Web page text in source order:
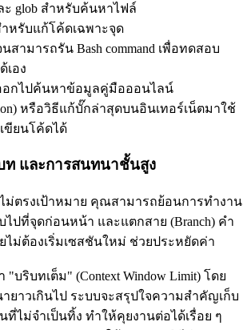
ะ glob สำหรับค้นหาไฟล์
ำหรับแก้โค้ดเฉพาะจุด
สามารถรัน Bash command เพื่อทดสอบ
เอง
อกไปค้นหาข้อมูลคู่มือออนไลน์
หรือวิธีแก้บั๊กล่าสุดบนอินเทอร์เน็ตมาใช้
ขียนโค้ดได้
ท และการสนทนาชั้นสูง
ม่ตรงเป้าหมาย คุณสามารถย้อนการทำงาน
ไปที่จุดก่อนหน้า และแตกสาย (Branch) คำ
ไม่ต้องเริ่มเซสชันใหม่ ช่วยประหยัดค่า
บริบทเต็ม" (Context Window Limit) โดย
ยาวเกินไป ระบบจะสรุปใจความสำคัญเก็บ
ที่ไม่จำเป็นทิ้ง ทำให้คุยงานต่อได้เรื่อย ๆ